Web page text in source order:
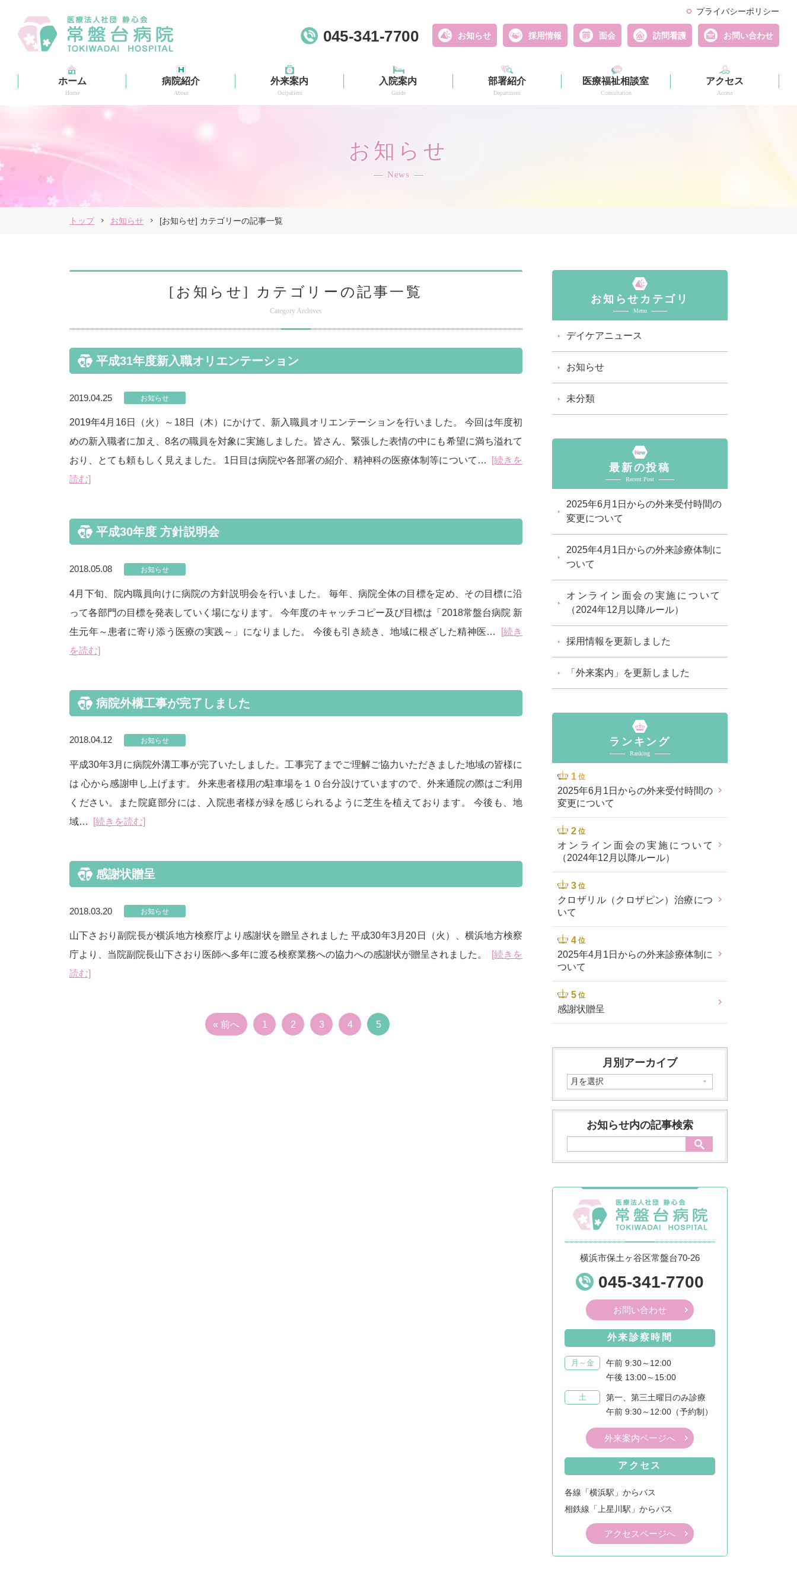
お知らせ 採用情報 面会 訪問看護 お問い合わせ
045-341-7700
プライバシーポリシー
ホーム
Home
病院紹介
About
外来案内
Outpatient
入院案内
Guide
部署紹介
Department
医療福祉相談室
Consultation
アクセス
Access
お知らせ
News
トップ お知らせ [お知らせ] カテゴリーの記事一覧
[お知らせ] カテゴリーの記事一覧
Category Archives
平成31年度新入職オリエンテーション
2019.04.25 お知らせ
2019年4月16日（火）～18日（木）にかけて、新入職員オリエンテーションを行いました。 今回は年度初
めの新入職者に加え、8名の職員を対象に実施しました。皆さん、緊張した表情の中にも希望に満ち溢れて
おり、とても頼もしく見えました。 1日目は病院や各部署の紹介、精神科の医療体制等について…
[続きを
読む]
平成30年度 方針説明会
2018.05.08 お知らせ
4月下旬、院内職員向けに病院の方針説明会を行いました。 毎年、病院全体の目標を定め、その目標に沿
って各部門の目標を発表していく場になります。 今年度のキャッチコピー及び目標は「2018常盤台病院 新
生元年～患者に寄り添う医療の実践～」になりました。 今後も引き続き、地域に根ざした精神医…
[続き
を読む]
病院外構工事が完了しました
2018.04.12 お知らせ
平成30年3月に病院外溝工事が完了いたしました。工事完了までご理解ご協力いただきました地域の皆様に
は 心から感謝申し上げます。 外来患者様用の駐車場を１０台分設けていますので、外来通院の際はご利用
ください。また院庭部分には、入院患者様が緑を感じられるように芝生を植えております。 今後も、地
域…
[続きを読む]
感謝状贈呈
2018.03.20 お知らせ
山下さおり副院長が横浜地方検察庁より感謝状を贈呈されました 平成30年3月20日（火）、横浜地方検察
庁より、当院副院長山下さおり医師へ多年に渡る検察業務への協力への感謝状が贈呈されました。
[続きを
読む]
« 前へ 1 2 3 4 5
お知らせカテゴリ
Menu
デイケアニュース
お知らせ
未分類
最新の投稿
Recent Post
2025年6月1日からの外来受付時間の
変更について
2025年4月1日からの外来診療体制に
ついて
オンライン面会の実施について
（2024年12月以降ルール）
採用情報を更新しました
「外来案内」を更新しました
ランキング
Ranking
位
2025年6月1日からの外来受付時間の
変更について
位
オンライン面会の実施について
（2024年12月以降ルール）
位
クロザリル（クロザピン）治療につ
いて
位
2025年4月1日からの外来診療体制に
ついて
位
感謝状贈呈
月別アーカイブ
お知らせ内の記事検索
横浜市保土ヶ谷区常盤台70-26
045-341-7700
お問い合わせ
外来診察時間
月～金
午前 9:30～12:00
午後 13:00～15:00
土
第一、第三土曜日のみ診療
午前 9:30～12:00 （予約制）
外来案内ページへ
アクセス
各線「横浜駅」からバス
相鉄線「上星川駅」からバス
アクセスページへ